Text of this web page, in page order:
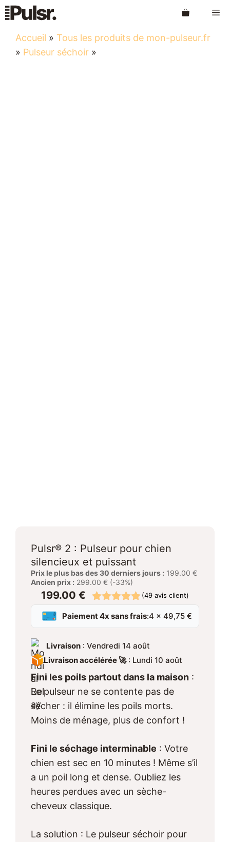
Aller
au
contenu
Accueil » Tous les produits de mon-pulseur.fr
» Pulseur séchoir »
Pulsr® 2 : Pulseur pour chien
silencieux et puissant
Prix le plus bas des 30 derniers jours : 199.00 €
Ancien prix : 299.00 € (-33%)
199.00 € (49 avis client)
Paiement 4x sans frais:4 × 49,75 €
Livraison : Vendredi 14 août
Livraison accélérée 🚀: Lundi 10 août
Fini les poils partout dans la maison :
Le pulseur ne se contente pas de
sécher : il élimine les poils morts.
Moins de ménage, plus de confort !
Fini le séchage interminable : Votre
chien est sec en 10 minutes ! Même s’il
a un poil long et dense. Oubliez les
heures perdues avec un sèche-
cheveux classique.
La solution : Le pulseur séchoir pour